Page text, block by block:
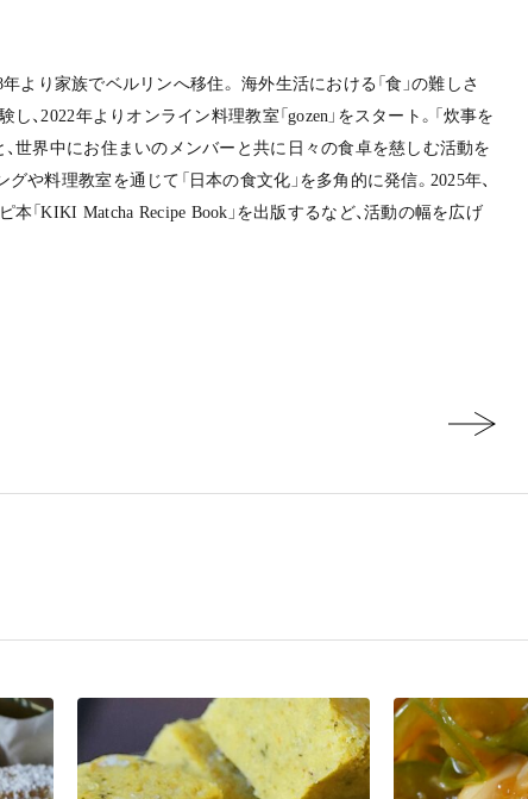
年より家族でベルリンへ移住。 海外生活における「食」の難しさ
、2022年よりオンライン料理教室「gozen」をスタート。「炊事を
、世界中にお住まいのメンバーと共に日々の食卓を慈しむ活動を
や料理教室を通じて「日本の食文化」を多角的に発信。2025年、
「KIKI Matcha Recipe Book」を出版するなど、活動の幅を広げ